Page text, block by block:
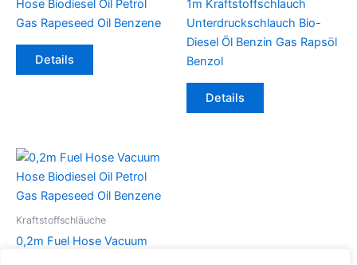
Hose Biodiesel Oil Petrol
Gas Rapeseed Oil Benzene
Details
Dieses
Die
Optionen
können
auf
der
1m Kraftstoffschlauch
Unterdruckschlauch Bio-
Diesel Öl Benzin Gas Rapsöl
Benzol
Details
Dieses
Kraftstoffschläuche
0,2m Fuel Hose Vacuum